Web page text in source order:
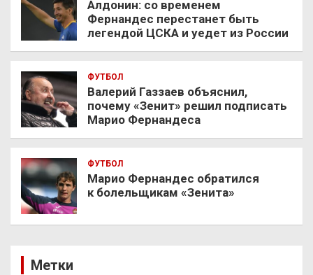
Алдонин: со временем
Фернандес перестанет быть
легендой ЦСКА и уедет из России
ФУТБОЛ
Валерий Газзаев объяснил,
почему «Зенит» решил подписать
Марио Фернандеса
ФУТБОЛ
Марио Фернандес обратился
к болельщикам «Зенита»
Метки